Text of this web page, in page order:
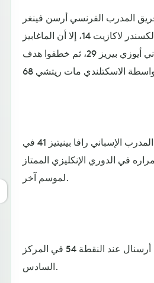
المدرب الفرنسي أرسن فينغر
عن طريق مواطنه الكسندر لاكازيت 14، إلا أن الماغابيز
عادلوا عن طريق الإسباني أيوزي بيريز 29، ثم خطفوا هدف
وأصبح رصيد فريق المدرب الإسباني رافا بينيتيز 41 في
استمراره في الدوري الإنكليزي الممتاز
لموسم آخر.
بدوره تجمد رصيد أرسنال عند النقطة 54 في المركز
السادس.